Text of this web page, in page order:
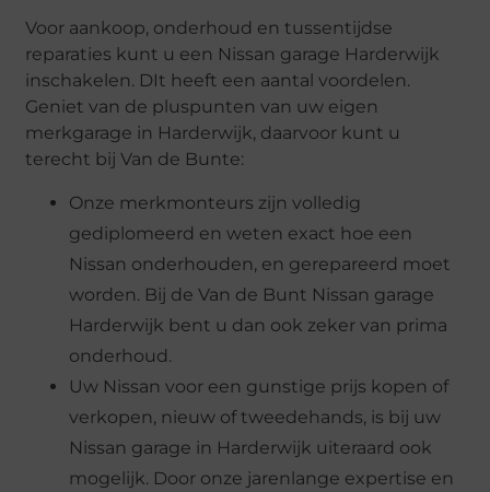
Voor aankoop, onderhoud en tussentijdse
reparaties kunt u een Nissan garage Harderwijk
inschakelen. DIt heeft een aantal voordelen.
Geniet van de pluspunten van uw eigen
merkgarage in Harderwijk, daarvoor kunt u
terecht bij Van de Bunte:
Onze merkmonteurs zijn volledig
gediplomeerd en weten exact hoe een
Nissan onderhouden, en gerepareerd moet
worden. Bij de Van de Bunt Nissan garage
Harderwijk bent u dan ook zeker van prima
onderhoud.
Uw Nissan voor een gunstige prijs kopen of
verkopen, nieuw of tweedehands, is bij uw
Nissan garage in Harderwijk uiteraard ook
mogelijk. Door onze jarenlange expertise en